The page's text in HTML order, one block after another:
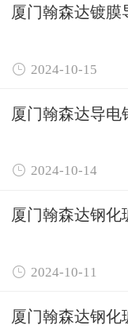
厦门翰森达镀膜
 2024-10-15
厦门翰森达导电
 2024-10-14
厦门翰森达钢化
 2024-10-11
厦门翰森达钢化